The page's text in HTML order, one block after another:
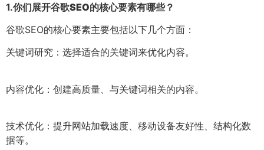
1.你们展开谷歌SEO的核心要素有哪些？
谷歌SEO的核心要素主要包括以下几个方面：
关键词研究：选择适合的关键词来优化内容。
内容优化：创建高质量、与关键词相关的内容。
技术优化：提升网站加载速度、移动设备友好性、结构化数
据等。